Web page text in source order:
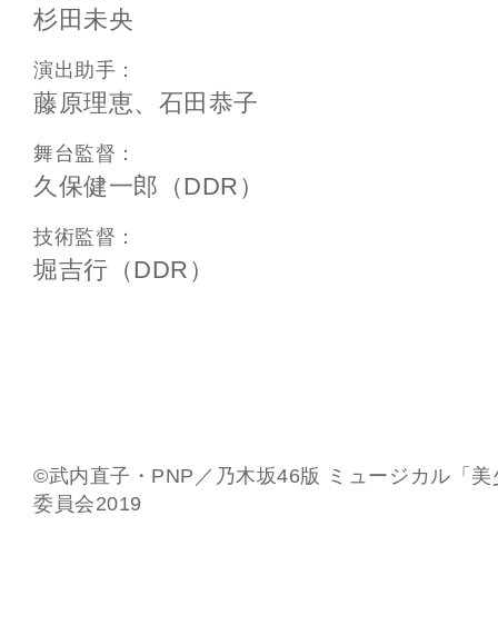
杉田未央
演出助手：
藤原理恵、石田恭子
舞台監督：
久保健一郎（DDR）
技術監督：
堀吉行（DDR）
©武内直子・PNP／乃木坂46版 ミュージカル「
委員会2019